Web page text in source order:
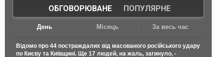
ОБГОВОРЮВАНЕ| ПОПУЛЯРНЕ
День Місяць За весь час
Відомо про 44 постраждалих від масованого російського удару
по Києву та Київщині. Ще 17 людей, на жаль, загинуло, -